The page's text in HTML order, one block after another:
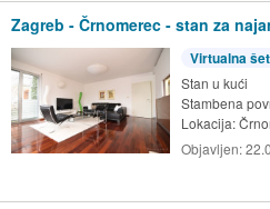
Zagreb - Črnomerec - stan za
Virtualna
Stan u kući
Stambena
Lokacija:
Objavljen: